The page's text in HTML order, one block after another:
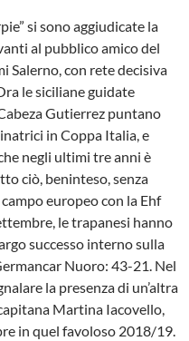
si sono aggiudicate la
al pubblico amico del
Salerno, con rete decisiva
le siciliane guidate
Gutierrez puntano
in Coppa Italia, e
negli ultimi tre anni è
ciò, beninteso, senza
europeo con la Ehf
le trapanesi hanno
successo interno sulla
Nuoro: 43-21. Nel
la presenza di un’altra
Martina Iacovello,
in quel favoloso 2018/19.